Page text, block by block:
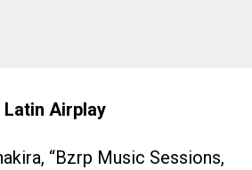
Latin Airplay
“Bzrp Music Sessions,